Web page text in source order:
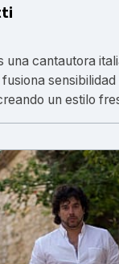
una cantautora
un estilo